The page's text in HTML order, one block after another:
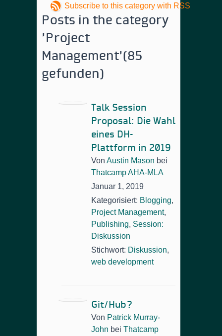
Subscribe to this category with RSS
Posts in the category
'Project
Management'(85
gefunden)
Talk Session
Proposal: Die Wahl
eines DH-
Plattform in 2019
Von Austin Mason bei
Thatcamp AHA-MLA
Januar 1, 2019
Kategorisiert: Blogging,
Project Management,
Publishing, Session:
Diskussion
Stichwort: Diskussion,
web development
Git/Hub?
Von Patrick Murray-
John bei Thatcamp